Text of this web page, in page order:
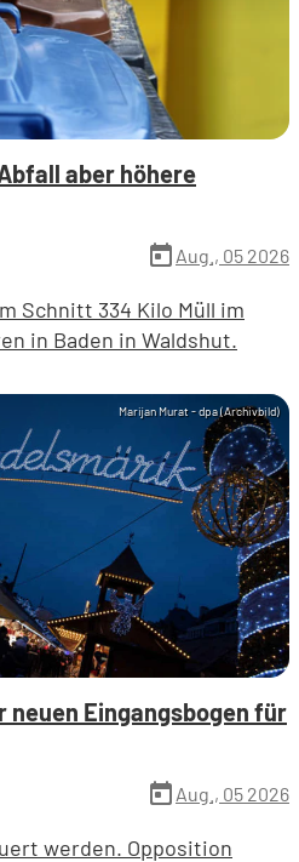
aber höhere
today Aug., 05 2026
Schnitt 334 Kilo Müll im
in Baden in Waldshut.
Marijan Murat - dpa (Archivbild)
neuen Eingangsbogen für
today Aug., 05 2026
werden. Opposition